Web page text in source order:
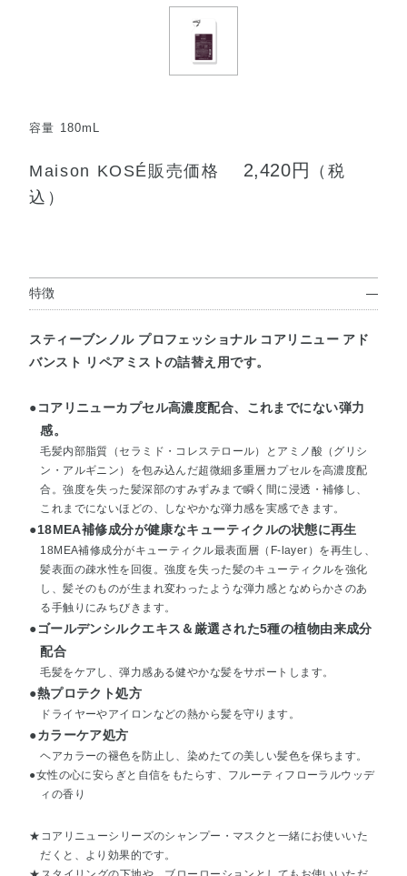
容量 180mL
Maison KOSÉ販売価格 2,420円
（税
込）
特徴
スティーブンノル プロフェッショナル コアリニュー アド
バンスト リペアミストの詰替え用です。
●コアリニューカプセル高濃度配合、これまでにない弾力
感。
毛髪内部脂質（セラミド・コレステロール）とアミノ酸（グリシ
ン・アルギニン）を包み込んだ超微細多重層カプセルを高濃度配
合。強度を失った髪深部のすみずみまで瞬く間に浸透・補修し、
これまでにないほどの、しなやかな弾力感を実感できます。
●18MEA補修成分が健康なキューティクルの状態に再生
18MEA補修成分がキューティクル最表面層（F-layer）を再生し、
髪表面の疎水性を回復。強度を失った髪のキューティクルを強化
し、髪そのものが生まれ変わったような弾力感となめらかさのあ
る手触りにみちびきます。
●ゴールデンシルクエキス＆厳選された5種の植物由来成分
配合
毛髪をケアし、弾力感ある健やかな髪をサポートします。
●熱プロテクト処方
ドライヤーやアイロンなどの熱から髪を守ります。
●カラーケア処方
ヘアカラーの褪色を防止し、染めたての美しい髪色を保ちます。
●女性の心に安らぎと自信をもたらす、フルーティフローラルウッデ
ィの香り
★コアリニューシリーズのシャンプー・マスクと一緒にお使いいた
だくと、より効果的です。